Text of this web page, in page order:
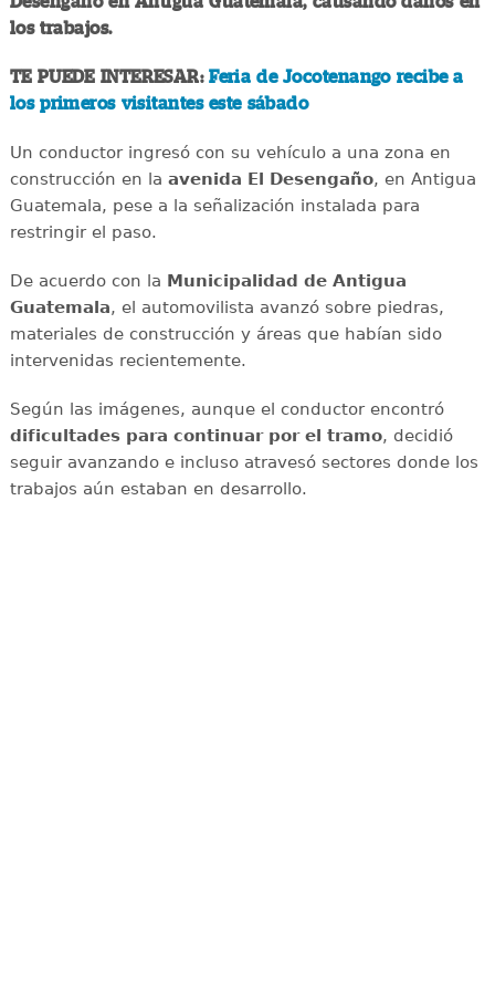
los trabajos.
TE PUEDE INTERESAR:Feria de Jocotenango recibe a
los primeros visitantes este sábado
Un conductor ingresó con su vehículo a una zona en
construcción en la avenida El Desengaño, en Antigua
Guatemala, pese a la señalización instalada para
restringir el paso.
De acuerdo con la Municipalidad de Antigua
Guatemala, el automovilista avanzó sobre piedras,
materiales de construcción y áreas que habían sido
intervenidas recientemente.
Según las imágenes, aunque el conductor encontró
dificultades para continuar por el tramo, decidió
seguir avanzando e incluso atravesó sectores donde los
trabajos aún estaban en desarrollo.